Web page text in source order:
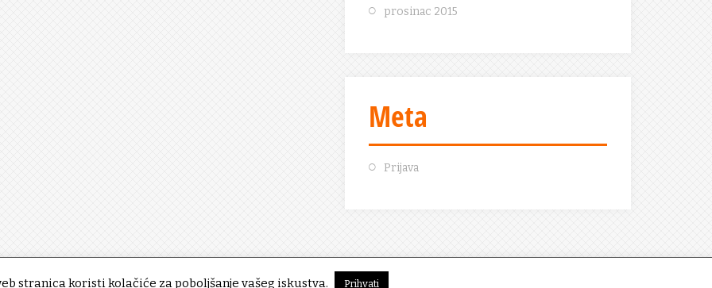
prosinac 2015
Meta
Prijava
stranica koristi kolačiće za poboljšanje vašeg iskustva. Prihvati